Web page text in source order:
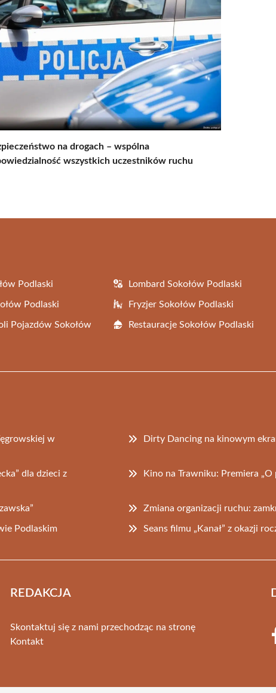
na drogach – wspólna
wszystkich uczestników ruchu
Podlaski Lombard Sokołów Podlaski
Podlaski Fryzjer Sokołów Podlaski
Pojazdów Sokołów
Restauracje Sokołów Podlaski
w
Dirty Dancing na kinowym
dla dzieci z
Kino na Trawniku: Premiera „O
Zmiana organizacji ruchu:
Podlaskim Seans filmu „Kanał” z okazji
REDAKCJA
Skontaktuj się z nami przechodząc na stronę
Kontakt